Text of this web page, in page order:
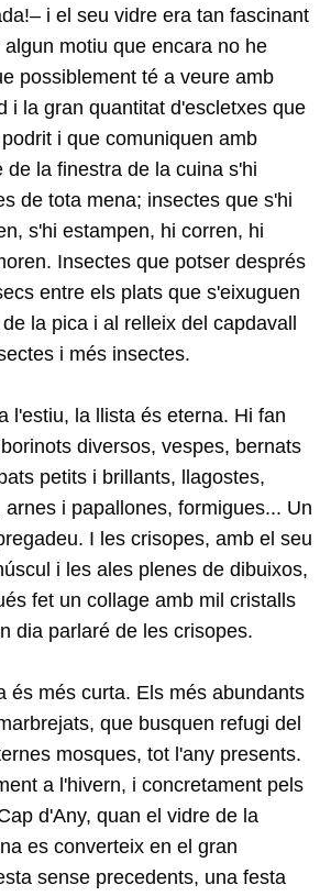
i el seu vidre era tan fascinant
motiu que encara no he
possiblement té a veure amb
i la gran quantitat d'escletxes que
i que comuniquen amb
de la finestra de la cuina s'hi
de tota mena; insectes que s'hi
s'hi estampen, hi corren, hi
Insectes que potser després
entre els plats que s'eixuguen
la pica i al relleix del capdavall
i més insectes.
l'estiu, la llista és eterna. Hi fan
diversos, vespes, bernats
petits i brillants, llagostes,
i papallones, formigues... Un
I les crisopes, amb el seu
i les ales plenes de dibuixos,
fet un collage amb mil cristalls
dia parlaré de les crisopes.
és més curta. Els més abundants
que busquen refugi del
mosques, tot l'any presents.
a l'hivern, i concretament pels
d'Any, quan el vidre de la
es converteix en el gran
sense precedents, una festa